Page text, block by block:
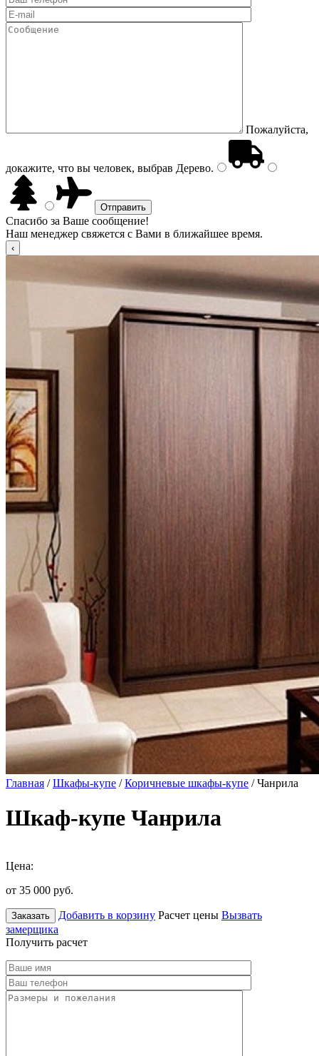
Пожалуйста,
докажите, что вы человек, выбрав Дерево.
Спасибо за Ваше сообщение!
Наш менеджер свяжется с Вами в ближайшее время.
Главная /Шкафы-купе /Коричневые шкафы-купе / Чанрила
Шкаф-купе Чанрила
Цена:
от 35 000 руб.
Заказать Добавить в корзину Расчет цены Вызвать
замерщика
Получить расчет